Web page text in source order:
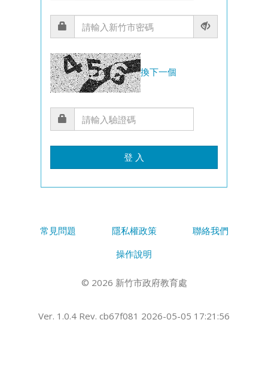
換下一個
登 入
常見問題 隱私權政策
聯絡我們
操作說明
© 2026 新竹市政府教育處
Ver. 1.0.4 Rev. cb67f081 2026-05-05 17:21:56